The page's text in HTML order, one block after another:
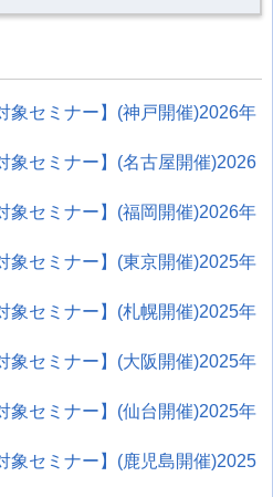
象セミナー】(神戸開催)2026年
象セミナー】(名古屋開催)2026
象セミナー】(福岡開催)2026年
象セミナー】(東京開催)2025年
象セミナー】(札幌開催)2025年
象セミナー】(大阪開催)2025年
象セミナー】(仙台開催)2025年
象セミナー】(鹿児島開催)2025